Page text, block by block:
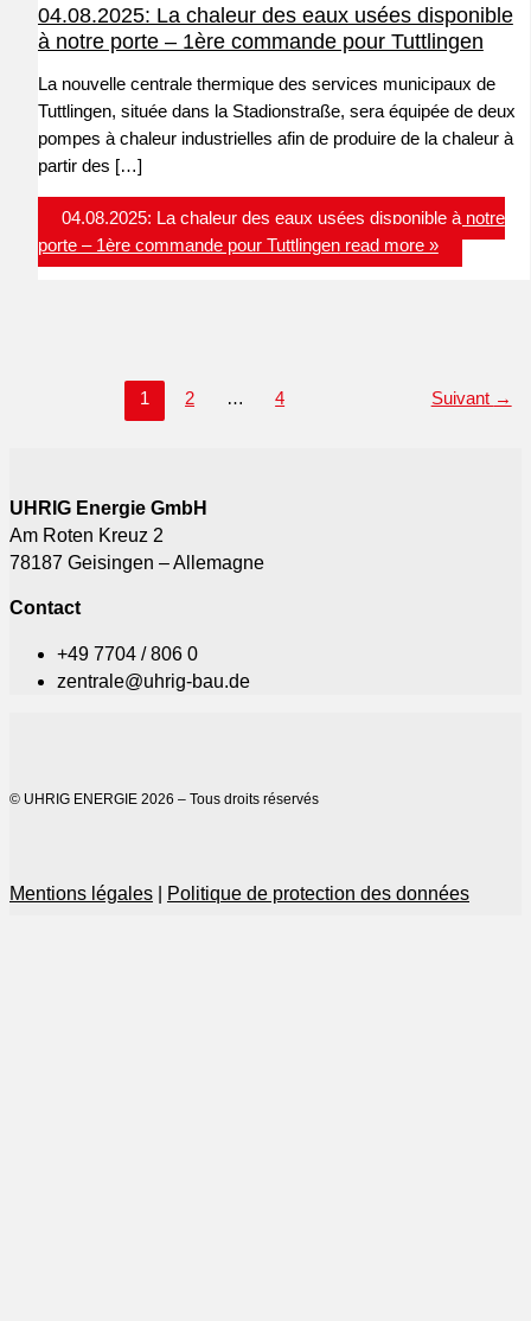
04.08.2025: La chaleur des eaux usées disponible
à notre porte – 1ère commande pour Tuttlingen
La nouvelle centrale thermique des services municipaux de
Tuttlingen, située dans la Stadionstraße, sera équipée de deux
pompes à chaleur industrielles afin de produire de la chaleur à
partir des […]
04.08.2025: La chaleur des eaux usées disponible à notre
porte – 1ère commande pour Tuttlingenread more »
1 2 … 4 Suivant →
UHRIG Energie GmbH
Am Roten Kreuz 2
78187 Geisingen – Allemagne
Contact
+49 7704 / 806 0
zentrale@uhrig-bau.de
© UHRIG ENERGIE 2026 – Tous droits réservés
Mentions légales Politique de protection des données